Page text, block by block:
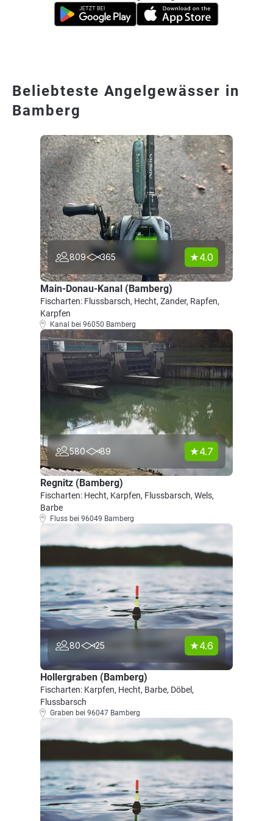
Beliebteste Angelgewässer in
Bamberg
809 365 4.0
Main-Donau-Kanal (Bamberg)
Fischarten: Flussbarsch, Hecht, Zander, Rapfen,
Karpfen
Kanal bei 96050 Bamberg
580 89 4.7
Regnitz (Bamberg)
Fischarten: Hecht, Karpfen, Flussbarsch, Wels,
Barbe
Fluss bei 96049 Bamberg
80 25 4.6
Hollergraben (Bamberg)
Fischarten: Karpfen, Hecht, Barbe, Döbel,
Flussbarsch
Graben bei 96047 Bamberg